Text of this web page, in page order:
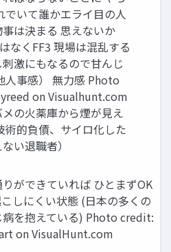
でいて誰かエライ⽬の⼈
は決まる 思えないか
なくFF3 現場は混乱する
激にもなるので⽢んじ
⼈事感） 無⼒感 Photo
on Visualhunt.com
の⽕薬庫から煙が⾒え
術的負債、サイロ化した
い退職者）
りができていれば ひとまずOK
しにくい状態 (⽇本の多くの
病を抱えている) Photo credit:
on VisualHunt.com